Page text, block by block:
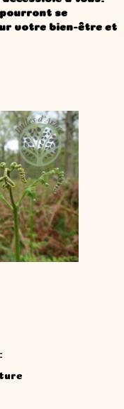
se
votre bien-être et